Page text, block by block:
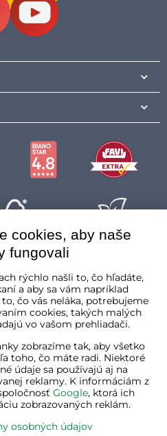
cookies, aby naše
fungovali
rýchlo našli to, čo hľadáte,
a aby sa vám napríklad
čo vás neláka, potrebujeme
cookies, takých malých
vo vašom prehliadači.
zobrazíme tak, aby všetko
toho, čo máte radi. Niektoré
údaje sa používajú aj na
reklamy. K informáciám z
Google, ktorá ich
zobrazovaných reklám.
osobných údajov